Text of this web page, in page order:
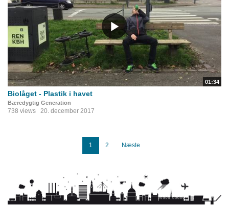
01:34
Biolåget - Plastik i havet
Bæredygtig Generation
738 views 20. december 2017
1 2 Næste